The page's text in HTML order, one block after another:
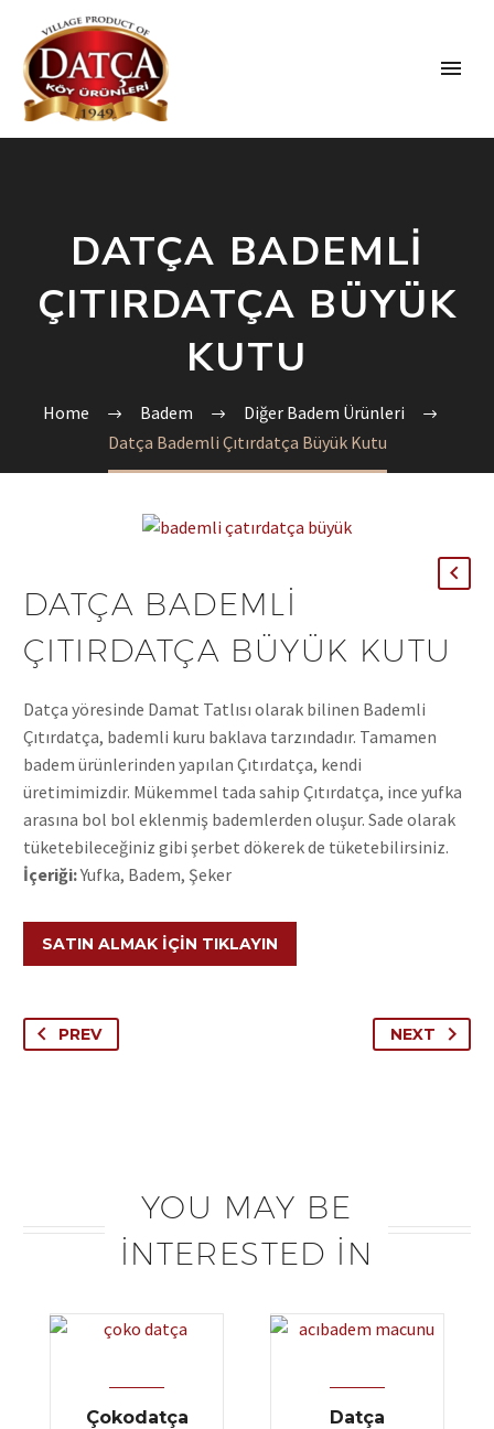
DATÇA BADEMLI
ÇITIRDATÇA BÜYÜK
KUTU
Home Badem
Diğer Badem Ürünleri
Datça Bademli Çıtırdatça Büyük Kutu
DATÇA BADEMLI
ÇITIRDATÇA BÜYÜK KUTU
Datça yöresinde Damat Tatlısı olarak bilinen Bademli
Çıtırdatça, bademli kuru baklava tarzındadır. Tamamen
badem ürünlerinden yapılan Çıtırdatça, kendi
üretimimizdir. Mükemmel tada sahip Çıtırdatça, ince yufka
arasına bol bol eklenmiş bademlerden oluşur. Sade olarak
tüketebileceğiniz gibi şerbet dökerek de tüketebilirsiniz.
İçeriği:Yufka, Badem, Şeker
SATIN ALMAK İÇIN TIKLAYIN
PREV NEXT
YOU MAY BE
INTERESTED IN
Çokodatça
Datça